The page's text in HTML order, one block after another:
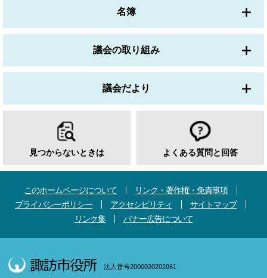
名簿
議会の取り組み
議会だより
見つからないときは よくある質問と回答
このホームページについて
リンク・著作権・免責事項
プライバシーポリシー
アクセシビリティ
サイトマップ
リンク集
バナー広告について
法人番号2000020202061